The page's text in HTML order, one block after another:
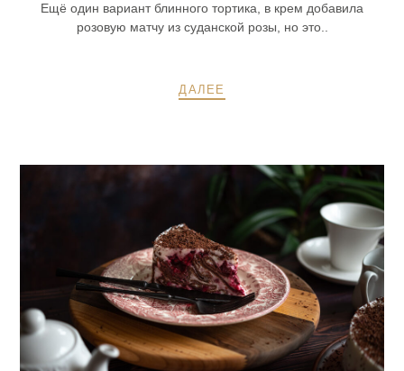
Ещё один вариант блинного тортика, в крем добавила
розовую матчу из суданской розы, но это..
ДАЛЕЕ